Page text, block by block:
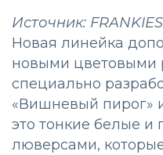
Источник:
Новая линейка
новыми цветовыми
специально
«Вишневый пирог»
это тонкие белые и
люверсами,